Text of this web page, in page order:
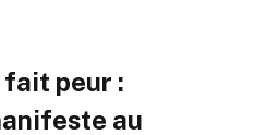
fait peur :
au